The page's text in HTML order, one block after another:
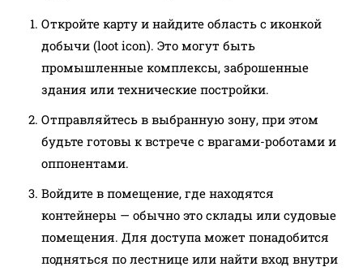
Откройте карту и найдите область с иконкой
добычи (loot icon). Это могут быть
промышленные комплексы, заброшенные
здания или технические постройки.
Отправляйтесь в выбранную зону, при этом
будьте готовы к встрече с врагами-роботами и
оппонентами.
Войдите в помещение, где находятся
контейнеры — обычно это склады или судовые
помещения. Для доступа может понадобится
подняться по лестнице или найти вход внутри